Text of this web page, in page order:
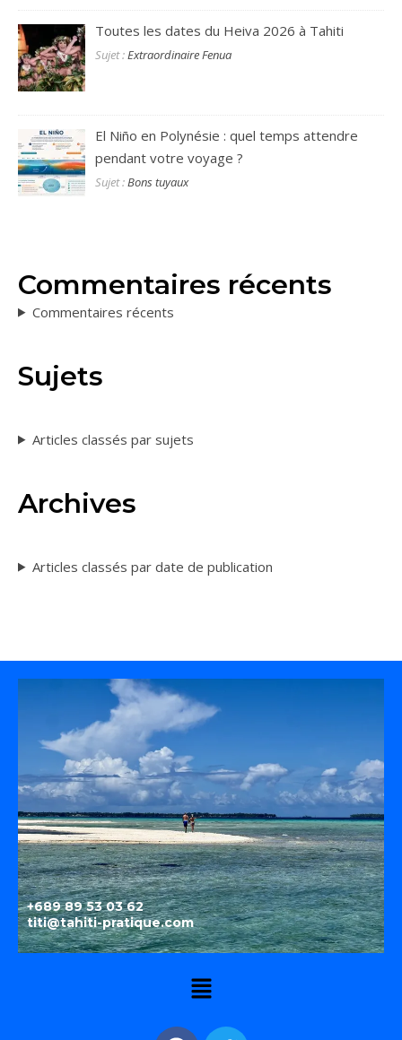
Toutes les dates du Heiva 2026 à Tahiti
Sujet :Extraordinaire Fenua
El Niño en Polynésie : quel temps attendre
pendant votre voyage ?
Sujet :Bons tuyaux
Commentaires récents
Commentaires récents
Sujets
Articles classés par sujets
Archives
Articles classés par date de publication
+689 89 53 03 62
titi@tahiti-pratique.com